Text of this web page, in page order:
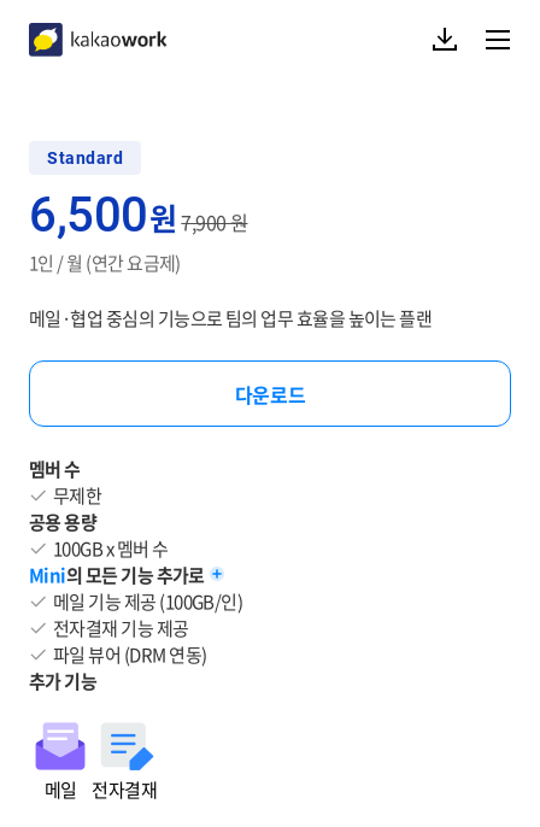
Standard
6,500원 7,900 원
1인 / 월 (연간 요금제)
메일·협업 중심의 기능으로 팀의 업무 효율을 높이는 플랜
다운로드
멤버 수
무제한
공용 용량
100GB x 멤버 수
Mini의 모든 기능 추가로
메일 기능 제공 (100GB/인)
전자결재 기능 제공
파일 뷰어 (DRM 연동)
추가 기능
메일 전자결재